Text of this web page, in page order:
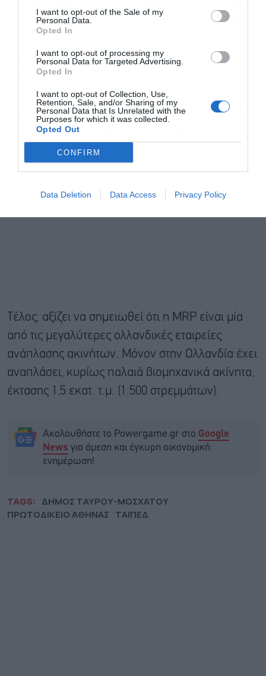
I want to opt-out of the Sale of my
Personal Data.
Opted In
I want to opt-out of processing my
Personal Data for Targeted Advertising.
Opted In
I want to opt-out of Collection, Use,
Retention, Sale, and/or Sharing of my
Personal Data that Is Unrelated with the
Purposes for which it was collected.
Opted Out
CONFIRM
Data Deletion Data Access Privacy Policy
της αξιοποίησης του ακινήτου από την ολλανδική
Συμβουλίου αποφασίστηκε η αλλαγή χρήσεων
γης του ακινήτου. Δηλαδή, να μην επιτρέπονται
κατοικίες και εμπορικές χρήσεις και να
μετατραπεί σε κοινωφελή χώρο, στον οποίο θα
γίνει και μουσείο Εθνικής Αντίστασης.
Τέλος, αξίζει να σημειωθεί ότι η MRP είναι μία
από τις μεγαλύτερες ολλανδικές εταιρείες
ανάπλασης ακινήτων. Μόνον στην Ολλανδία έχει
αναπλάσει, κυρίως παλαιά βιομηχανικά ακίνητα,
έκτασης 1,5 εκατ. τ.μ. (1.500 στρεμμάτων).
Ακολουθήστε το Powergame.gr στο Google
News για άμεση και έγκυρη οικονομική
ενημέρωση!
TAGS: ΔΗΜΟΣ ΤΑΥΡΟΥ-ΜΟΣΧΑΤΟΥ
ΠΡΩΤΟΔΙΚΕΙΟ ΑΘΗΝΑΣ ΤΑΙΠΕΔ